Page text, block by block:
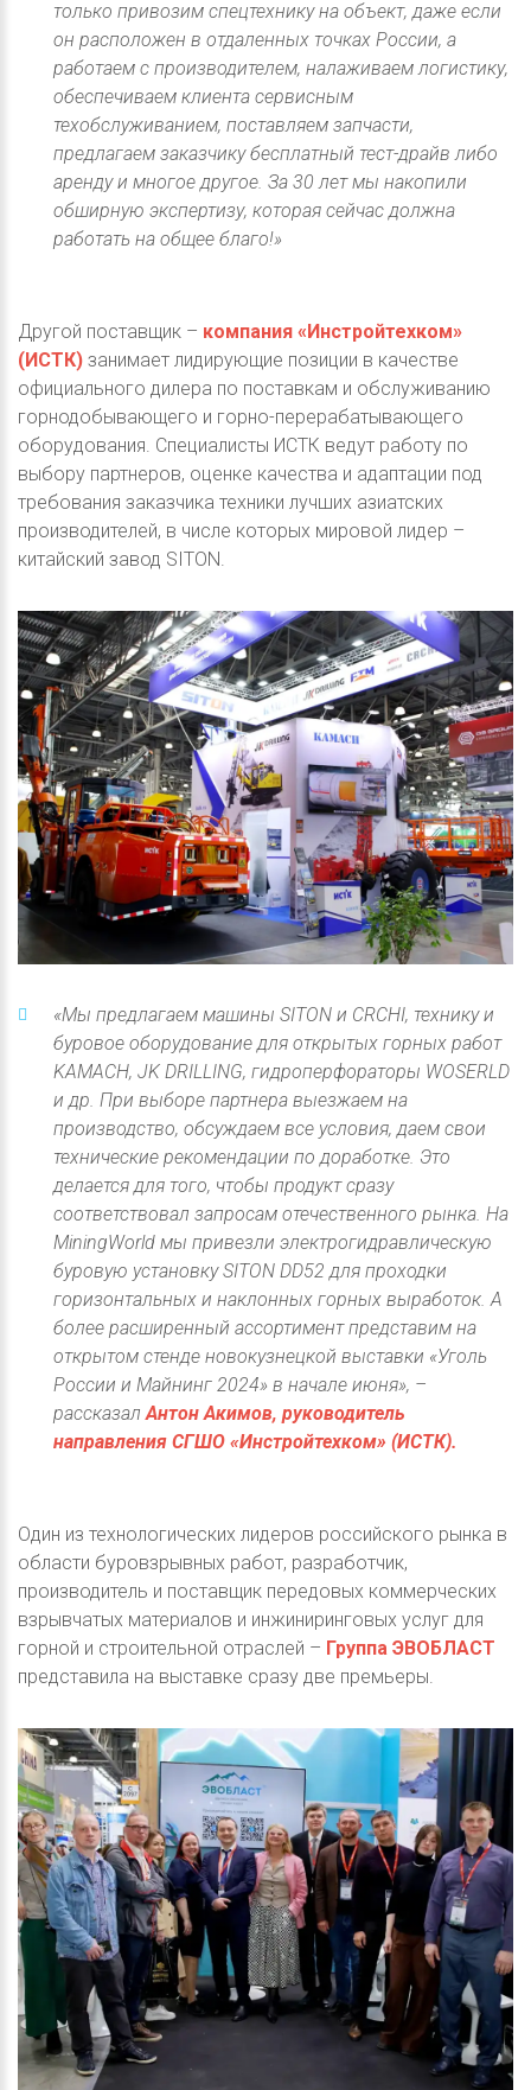
только привозим спецтехнику на объект, даже если
он расположен в отдаленных точках России, а
работаем с производителем, налаживаем логистику,
обеспечиваем клиента сервисным
техобслуживанием, поставляем запчасти,
предлагаем заказчику бесплатный тест-драйв либо
аренду и многое другое. За 30 лет мы накопили
обширную экспертизу, которая сейчас должна
работать на общее благо!»
Другой поставщик – компания «Инстройтехком»
(ИСТК) занимает лидирующие позиции в качестве
официального дилера по поставкам и обслуживанию
горнодобывающего и горно-перерабатывающего
оборудования. Специалисты ИСТК ведут работу по
выбору партнеров, оценке качества и адаптации под
требования заказчика техники лучших азиатских
производителей, в числе которых мировой лидер –
китайский завод SITON.
«Мы предлагаем машины SITON и CRCHI, технику и
буровое оборудование для открытых горных работ
KAMACH, JK DRILLING, гидроперфораторы WOSERLD
и др. При выборе партнера выезжаем на
производство, обсуждаем все условия, даем свои
технические рекомендации по доработке. Это
делается для того, чтобы продукт сразу
соответствовал запросам отечественного рынка. На
MiningWorld мы привезли электрогидравлическую
буровую установку SITON DD52 для проходки
горизонтальных и наклонных горных выработок. А
более расширенный ассортимент представим на
открытом стенде новокузнецкой выставки «Уголь
России и Майнинг 2024» в начале июня», –
рассказалАнтон Акимов, руководитель
направления СГШО «Инстройтехком» (ИСТК).
Один из технологических лидеров российского рынка в
области буровзрывных работ, разработчик,
производитель и поставщик передовых коммерческих
взрывчатых материалов и инжиниринговых услуг для
горной и строительной отраслей – Группа ЭВОБЛАСТ
представила на выставке сразу две премьеры.